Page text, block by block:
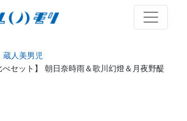
蔵人美男児
べセット】 朝日奈時雨＆歌川幻燈＆月夜野醍